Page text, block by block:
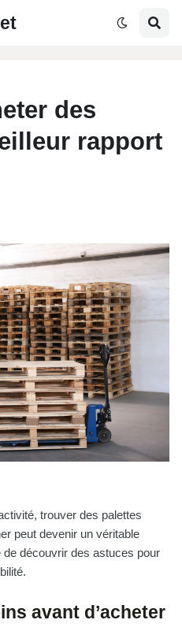
des
rapport
trouver des palettes
peut devenir un véritable
découvrir des astuces pour
avant d’acheter